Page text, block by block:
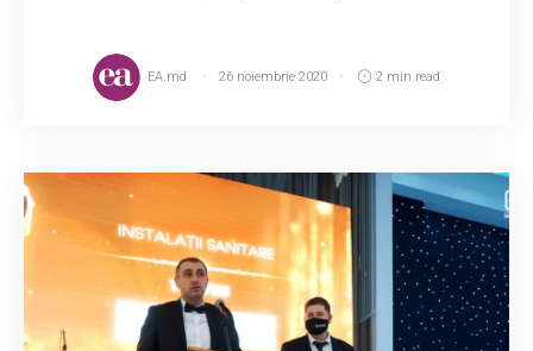
EA.md 26 noiembrie 2020 2 min read